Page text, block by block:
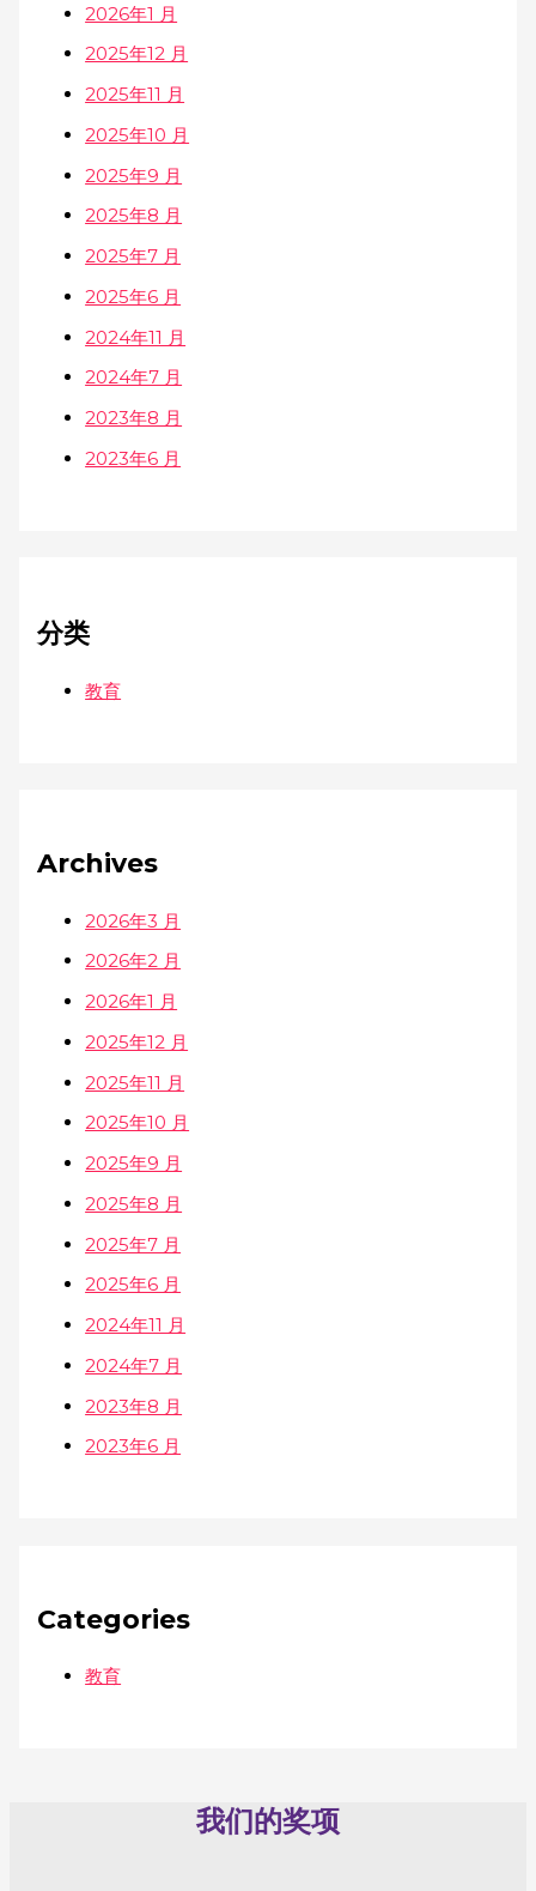
2026年1 月
2025年12 月
2025年11 月
2025年10 月
2025年9 月
2025年8 月
2025年7 月
2025年6 月
2024年11 月
2024年7 月
2023年8 月
2023年6 月
分类
教育
Archives
2026年3 月
2026年2 月
2026年1 月
2025年12 月
2025年11 月
2025年10 月
2025年9 月
2025年8 月
2025年7 月
2025年6 月
2024年11 月
2024年7 月
2023年8 月
2023年6 月
Categories
教育
我们的奖项